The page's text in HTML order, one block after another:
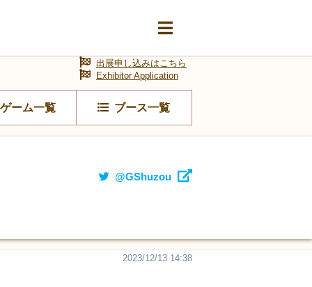
ゲーム一覧 ブース一覧
出展申し込みはこちら
Exhibitor Application
@GShuzou
2023/12/13 14:38